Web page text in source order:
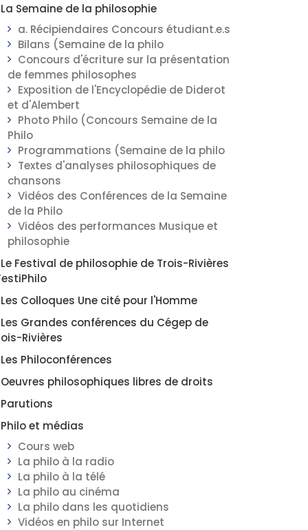
La Semaine de la philosophie
a. Récipiendaires Concours étudiant.e.s
Bilans (Semaine de la philo
Concours d'écriture sur la présentation
de femmes philosophes
Exposition de l'Encyclopédie de Diderot
et d'Alembert
Photo Philo (Concours Semaine de la
Philo
Programmations (Semaine de la philo
Textes d'analyses philosophiques de
chansons
Vidéos des Conférences de la Semaine
de la Philo
Vidéos des performances Musique et
philosophie
Le Festival de philosophie de Trois-Rivières
Les Colloques Une cité pour l'Homme
Les Grandes conférences du Cégep de
Rivières
Les Philoconférences
Oeuvres philosophiques libres de droits
Parutions
Philo et médias
Cours web
La philo à la radio
La philo à la télé
La philo au cinéma
La philo dans les quotidiens
Vidéos en philo sur Internet